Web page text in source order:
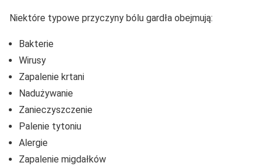
Niektóre typowe przyczyny bólu gardła obejmują:
Bakterie
Wirusy
Zapalenie krtani
Nadużywanie
Zanieczyszczenie
Palenie tytoniu
Alergie
Zapalenie migdałków